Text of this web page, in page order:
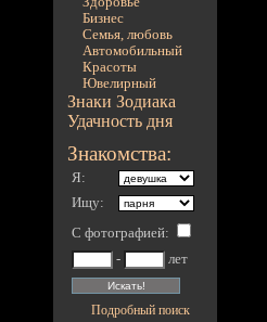
Бизнес
Семья, любовь
Автомобильный
Красоты
Ювелирный
Знаки Зодиака
Удачность дня
Знакомства:
Я:
Ищу:
С фотографией:
-
лет
Подробный поиск